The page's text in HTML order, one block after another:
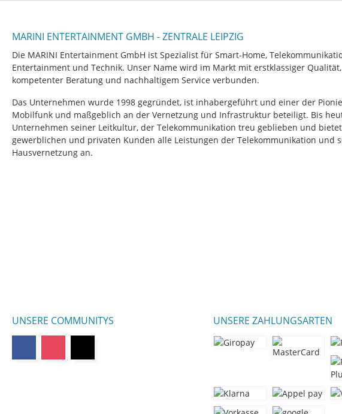
MARINI ENTERTAINMENT GMBH - ZENTRALE LEIPZIG
Die MARINI Entertainment GmbH ist Spezialist für Smart-Home,
Entertainment und Technik. Unser Name wird im Markt mit erstklassiger Qualität,
kompetenter Beratung und nachhaltigem Service verbunden.
Das Unternehmen wurde 1998 gegründet, ist inhabergeführt und einer der
Mobilfunk und maßgeblich an der Vernetzung und Infrastruktur beteiligt. Bis
Unternehmen seiner Leitkultur, der Telekommunikation treu geblieben und
gewerblichen und privaten Kunden alle Leistungen der Telekommunikation und
Hausvernetzung an.
UNSERE COMMUNITYS UNSERE ZAHLUNGSARTEN